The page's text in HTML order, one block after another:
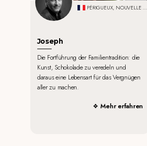
PÉRIGUEUX, NOUVELLE AQUITAINE
Joseph
Die Fortführung der Familientradition: die
Kunst, Schokolade zu veredeln und
daraus eine Lebensart für das Vergnügen
aller zu machen.
Mehr erfahren